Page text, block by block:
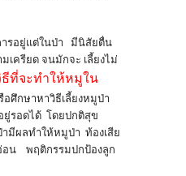
รอยู่แต่ในป่า มีนิสัยตื่น
เครียด จนมักจะ เลี้ยงไม่
ธีที่จะทำให้หมูใน
อศึกษาหาวิธีเลี้ยงหมูป่า
ยู่รอดได้ โดยปกติสุข
ามีผลทำให้หมูป่า ท้องเสีย
น พฤติกรรมปกป้องลูก